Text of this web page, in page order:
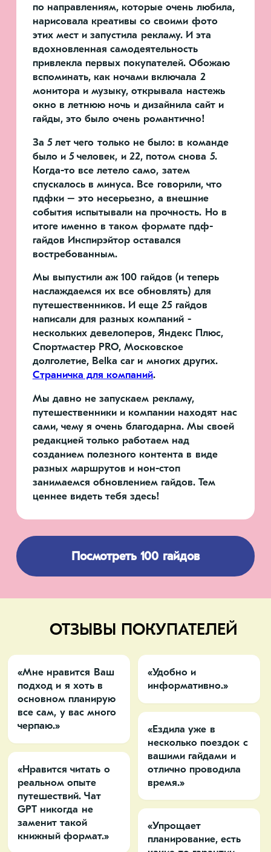
по направлениям, которые очень любила,
нарисовала креативы со своими фото
этих мест и запустила рекламу. И эта
вдохновленная самодеятельность
привлекла первых покупателей. Обожаю
вспоминать, как ночами включала 2
монитора и музыку, открывала настежь
окно в летнюю ночь и дизайнила сайт и
гайды, это было очень романтично!
За 5 лет чего только не было: в команде
было и 5 человек, и 22, потом снова 5.
Когда-то все летело само, затем
спускалось в минуса. Все говорили, что
пдфки – это несерьезно, а внешние
события испытывали на прочность. Но в
итоге именно в таком формате пдф-
гайдов Инспирэйтор оставался
востребованным.
Мы выпустили аж 100 гайдов (и теперь
наслаждаемся их все обновлять) для
путешественников. И еще 25 гайдов
написали для разных компаний -
нескольких девелоперов, Яндекс Плюс,
Спортмастер PRO, Московское
долголетие, Belka car и многих других.
Страничка для компаний.
Мы давно не запускаем рекламу,
путешественники и компании находят нас
сами, чему я очень благодарна. Мы своей
редакцией только работаем над
созданием полезного контента в виде
разных маршрутов и нон-стоп
занимаемся обновлением гайдов. Тем
ценнее видеть тебя здесь!
Посмотреть 100 гайдов
ОТЗЫВЫ ПОКУПАТЕЛЕЙ
«Мне нравится Ваш
подход и я хоть в
основном планирую
все сам, у вас много
черпаю.»
«Нравится читать о
реальном опыте
путешествий. Чат
GPT никогда не
заменит такой
книжный формат.»
«Удобно и
информативно.»
«Ездила уже в
несколько поездок с
вашими гайдами и
отлично проводила
время.»
«Упрощает
планирование, есть